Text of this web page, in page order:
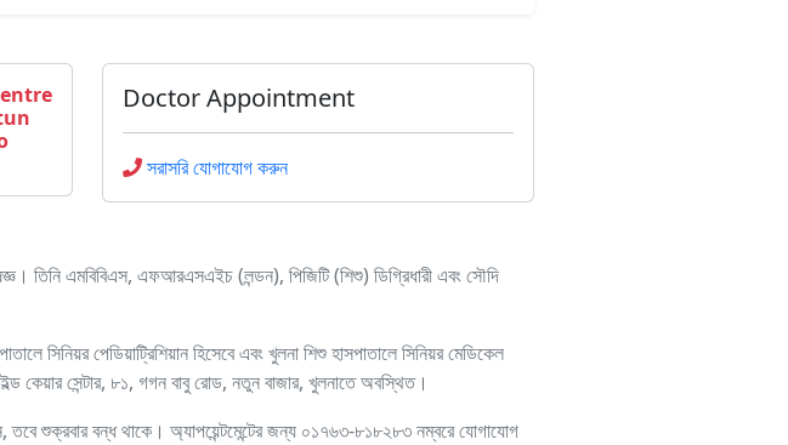
Doctor Appointment
সরাসরি যোগাযোগ করুন
তিনি এমবিবিএস, এফআরএসএইচ (লন্ডন), পিজিটি (শিশু) ডিগ্রিধারী এবং সৌদি
সিনিয়র পেডিয়াট্রিশিয়ান হিসেবে এবং খুলনা শিশু হাসপাতালে সিনিয়র মেডিকেল
কেয়ার সেন্টার, ৮১, গগন বাবু রোড, নতুন বাজার, খুলনাতে অবস্থিত।
তবে শুক্রবার বন্ধ থাকে। অ্যাপয়েন্টমেন্টের জন্য ০১৭৬৩-৮১৮২৮৩ নম্বরে যোগাযোগ